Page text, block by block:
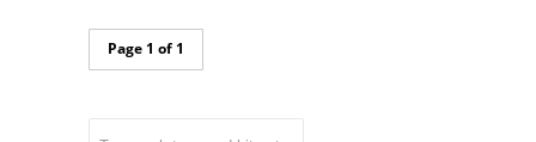
Page 1 of 1